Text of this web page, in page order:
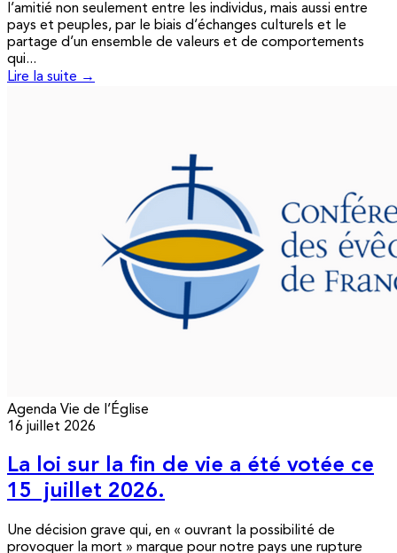
l’amitié non seulement entre les individus, mais aussi entre
pays et peuples, par le biais d’échanges culturels et le
partage d’un ensemble de valeurs et de comportements
qui...
Lire la suite →
Agenda Vie de l’Église
16 juillet 2026
La loi sur la fin de vie a été votée ce
15 juillet 2026.
Une décision grave qui, en « ouvrant la possibilité de
provoquer la mort » marque pour notre pays une rupture